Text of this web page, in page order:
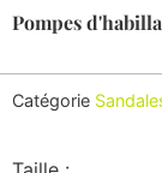
Pompes
Catégorie